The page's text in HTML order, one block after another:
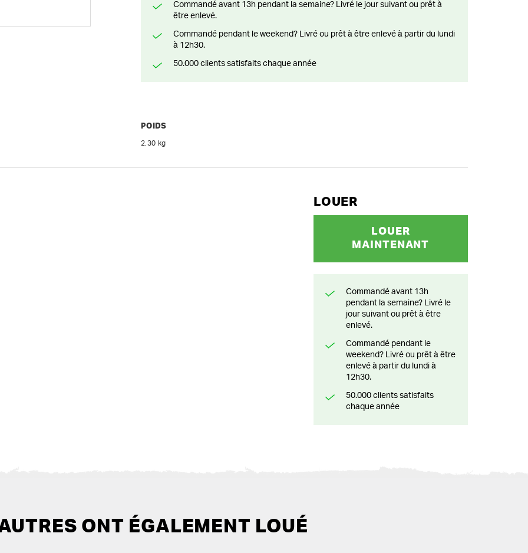
Commandé avant 13h pendant la semaine? Livré le jour suivant ou prêt à
être enlevé.
Commandé pendant le weekend? Livré ou prêt à être enlevé à partir du lundi
à 12h30.
50.000 clients satisfaits chaque année
POIDS
2.30 kg
LOUER
LOUER
MAINTENANT
Commandé avant 13h
pendant la semaine? Livré le
jour suivant ou prêt à être
enlevé.
Commandé pendant le
weekend? Livré ou prêt à être
enlevé à partir du lundi à
12h30.
50.000 clients satisfaits
chaque année
ONT ÉGALEMENT LOUÉ